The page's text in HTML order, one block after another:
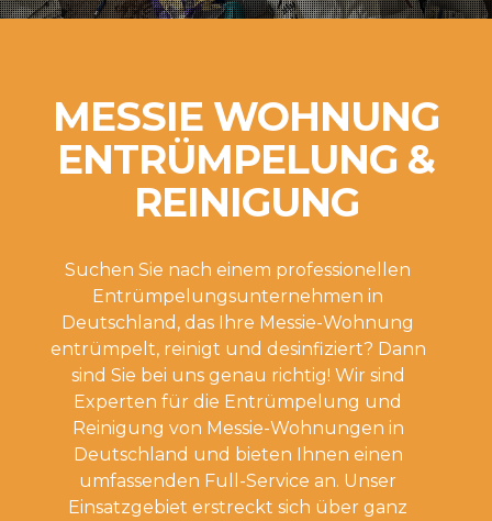
MESSIE WOHNUNG
ENTRÜMPELUNG &
REINIGUNG
Suchen Sie nach einem professionellen
Entrümpelungsunternehmen in
Deutschland, das Ihre Messie-Wohnung
entrümpelt, reinigt und desinfiziert? Dann
sind Sie bei uns genau richtig! Wir sind
Experten für die Entrümpelung und
Reinigung von Messie-Wohnungen in
Deutschland und bieten Ihnen einen
umfassenden Full-Service an. Unser
Einsatzgebiet erstreckt sich über ganz